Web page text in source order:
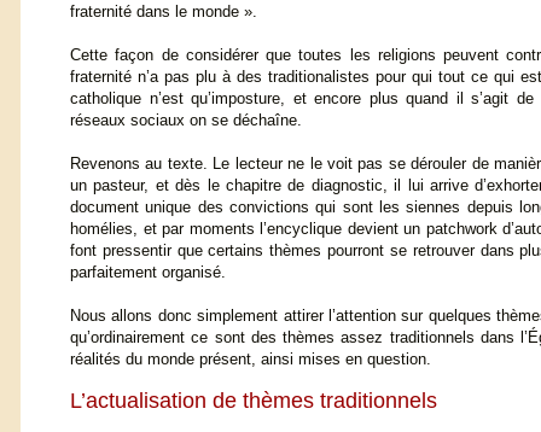
fraternité dans le monde ».
Cette façon de considérer que toutes les religions peuvent
fraternité n’a pas plu à des traditionalistes pour qui tout ce qui
catholique n’est qu’imposture, et encore plus quand il s’agit
réseaux sociaux on se déchaîne.
Revenons au texte. Le lecteur ne le voit pas se dérouler de
un pasteur, et dès le chapitre de diagnostic, il lui arrive
document unique des convictions qui sont les siennes depuis
homélies, et par moments l’encyclique devient un patchwork
font pressentir que certains thèmes pourront se retrouver dans
parfaitement organisé.
Nous allons donc simplement attirer l’attention sur quelques
qu’ordinairement ce sont des thèmes assez traditionnels dans
réalités du monde présent, ainsi mises en question.
L’actualisation de thèmes traditionnels